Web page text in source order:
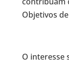
Objetivos
O interesse